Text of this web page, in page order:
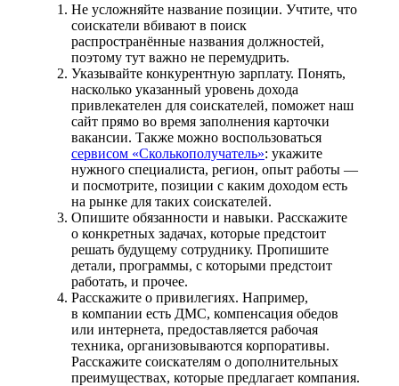
Не усложняйте название позиции. Учтите, что
соискатели вбивают в поиск
распространённые названия должностей,
поэтому тут важно не перемудрить.
Указывайте конкурентную зарплату. Понять,
насколько указанный уровень дохода
привлекателен для соискателей, поможет наш
сайт прямо во время заполнения карточки
вакансии. Также можно воспользоваться
сервисом «Сколькополучатель»: укажите
нужного специалиста, регион, опыт работы —
и посмотрите, позиции с каким доходом есть
на рынке для таких соискателей.
Опишите обязанности и навыки. Расскажите
о конкретных задачах, которые предстоит
решать будущему сотруднику. Пропишите
детали, программы, с которыми предстоит
работать, и прочее.
Расскажите о привилегиях. Например,
в компании есть ДМС, компенсация обедов
или интернета, предоставляется рабочая
техника, организовываются корпоративы.
Расскажите соискателям о дополнительных
преимуществах, которые предлагает компания.